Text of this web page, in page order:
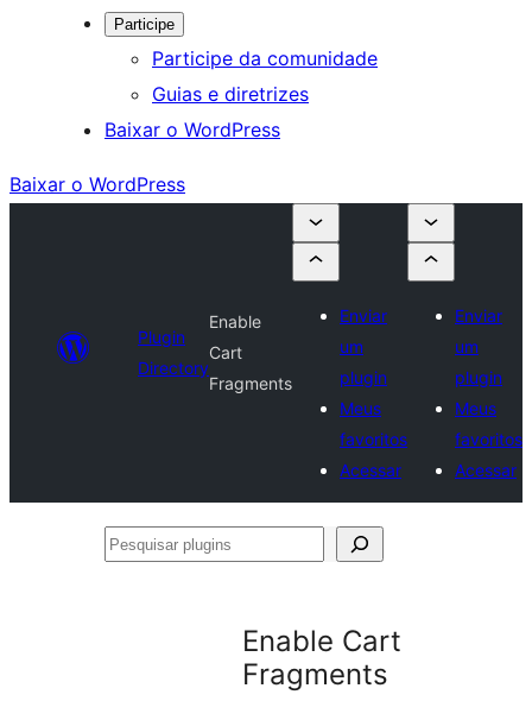
Participe
Participe da comunidade
Guias e diretrizes
Baixar o WordPress
Baixar o WordPress
Plugin
Directory
Enable
Cart
Fragments
Enviar
um
plugin
Meus
favoritos
Acessar
Enviar
um
plugin
Meus
favoritos
Acessar
Pesquisar
Enable Cart
Fragments